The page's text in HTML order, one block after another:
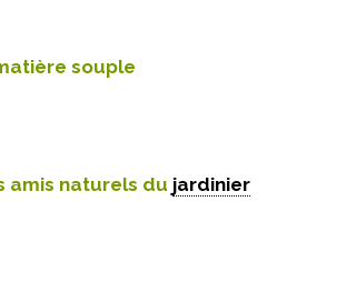
souple
amis naturels du jardinier